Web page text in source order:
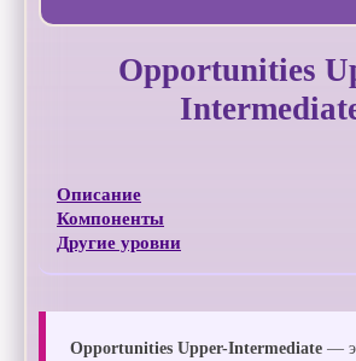
Opportunities
Описание
Компоненты
Другие уровни
Opportunities Upper-Intermediate —